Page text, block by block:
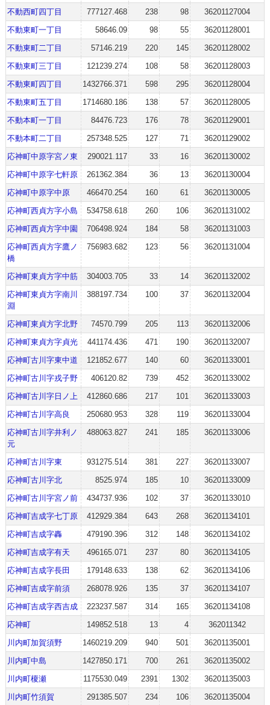
不動西町四丁目
777127.468 238 98
36201127004
不動東町一丁目
58646.09 98 55
36201128001
不動東町二丁目
57146.219 220 145
36201128002
不動東町三丁目
121239.274 108 58
36201128003
不動東町四丁目
1432766.371 598 295
36201128004
不動東町五丁目
1714680.186 138 57
36201128005
不動本町一丁目
84476.723 176 78
36201129001
不動本町二丁目
257348.525 127 71
36201129002
応神町中原字宮ノ東
290021.117 33 16
36201130002
応神町中原字七軒原
261362.384 36 13
36201130004
応神町中原字中原
466470.254 160 61
36201130005
応神町西貞方字小島
534758.618 260 106
36201131002
応神町西貞方字中園
706498.924 184 58
36201131003
応神町西貞方字鷹ノ
橋
756983.682 123 56 36201131004
応神町東貞方字中筋 304003.705 33 14
36201132002
応神町東貞方字南川
淵
388197.734 100 37 36201132004
応神町東貞方字北野 74570.799 205 113
36201132006
応神町東貞方字貞光
441174.436 471 190
36201132007
応神町古川字東中道
121852.677 140 60
36201133001
応神町古川字戎子野
406120.82 739 452
36201133002
応神町古川字日ノ上
412860.686 217 101
36201133003
応神町古川字高良
250680.953 328 119
36201133004
応神町古川字井利ノ
元
488063.827 241 185 36201133006
応神町古川字東 931275.514 381 227
36201133007
応神町古川字北
8525.974 185 10
36201133009
応神町古川字宮ノ前
434737.936 102 37
36201133010
応神町吉成字七丁原
412929.384 643 268
36201134101
応神町吉成字轟
479190.396 312 148
36201134102
応神町吉成字有天
496165.071 237 80
36201134105
応神町吉成字長田
179148.633 138 62
36201134106
応神町吉成字前須
268078.926 135 37
36201134107
応神町吉成字西吉成
223237.587 314 165
36201134108
応神町
149852.518 13 4
362011342
川内町加賀須野
1460219.209 940 501
36201135001
川内町中島
1427850.171 700 261
36201135002
川内町榎瀬
1175530.049 2391 1302
36201135003
川内町竹須賀
291385.507 234 106 36201135004